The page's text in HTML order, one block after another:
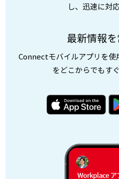
し、迅速に対
最新情報
Connectモバイルアプリを使
をどこからでもす